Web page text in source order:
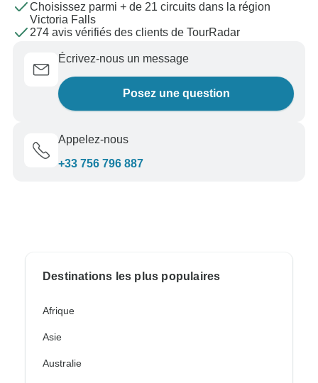
Choisissez parmi + de 21 circuits dans la région
Victoria Falls
274 avis vérifiés des clients de TourRadar
Écrivez-nous un message
Posez une question
Appelez-nous
+33 756 796 887
Destinations les plus populaires
Afrique
Asie
Australie